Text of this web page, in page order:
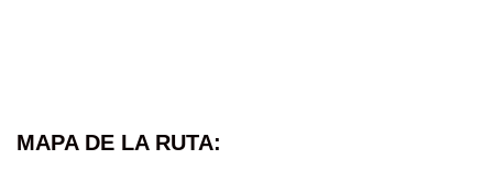
MAPA DE LA RUTA: